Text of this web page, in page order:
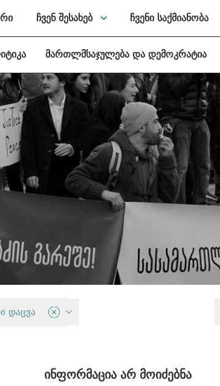
ჩვენ შესახებ ჩვენი საქმიანობა
მართლმსაჯულება და დემოკრატია
მართლმსაჯულება და დემოკრატია
დაცვა
ინფორმაცია არ მოიძებნა